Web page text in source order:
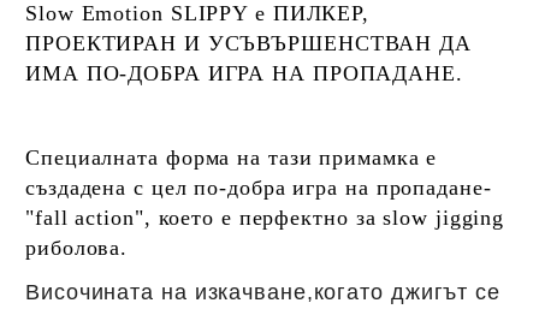
Slow Emotion SLIPPY е ПИЛКЕР,
ПРОЕКТИРАН И УСЪВЪРШЕНСТВАН ДА
ИМА ПО-ДОБРА ИГРА НА ПРОПАДАНЕ.
Специалната форма на тази примамка е
създадена с цел по-добра игра на пропадане-
"fall action", което е перфектно за slow jigging
риболова.
Височината на изкачване,когато джигът се